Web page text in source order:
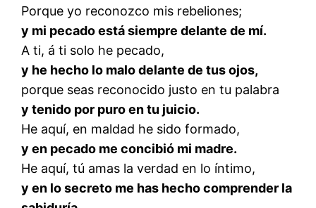
Porque yo reconozco mis rebeliones;
y mi pecado está siempre delante de mí.
A ti, á ti solo he pecado,
y he hecho lo malo delante de tus ojos,
porque seas reconocido justo en tu palabra
y tenido por puro en tu juicio.
He aquí, en maldad he sido formado,
y en pecado me concibió mi madre.
He aquí, tú amas la verdad en lo íntimo,
y en lo secreto me has hecho comprender la